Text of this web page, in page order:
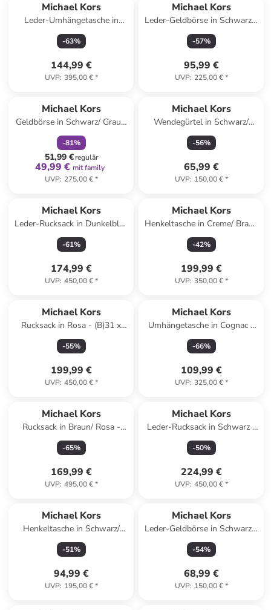
Michael Kors
Leder-Umhängetasche in
Camel - (B)24 x (H)16 x (T)8
cm
-63%
144,99 €
UVP: 395,00 €*
Michael Kors
Leder-Geldbörse in Schwarz -
(B)19 x (H)14 x (T)2 cm
-57%
95,99 €
UVP: 225,00 €*
Michael Kors
Geldbörse in Schwarz/ Grau -
(B)18 x (H)10 x (T)1 cm
-81%
51,99 €regulär
49,99 € mit family
UVP: 275,00 €*
Michael Kors
Wendegürtel in Schwarz/
Dunkelbraun
-56%
65,99 €
UVP: 150,00 €*
Michael Kors
Leder-Rucksack in Dunkelblau
- (B)30 x (H)39 x (T)12 cm
-61%
174,99 €
UVP: 450,00 €*
Michael Kors
Henkeltasche in Creme/ Braun
- (B)18 x (H)16 x (T)10 cm
-42%
199,99 €
UVP: 350,00 €*
Michael Kors
Rucksack in Rosa - (B)31 x
(H)25 x (T)14 cm
-55%
199,99 €
UVP: 450,00 €*
Michael Kors
Umhängetasche in Cognac -
(B)20 x (H)12 x (T)6 cm
-66%
109,99 €
UVP: 325,00 €*
Michael Kors
Rucksack in Braun/ Rosa -
(B)22 x (H)30.5 x (T)11 cm
-65%
169,99 €
UVP: 495,00 €*
Michael Kors
Leder-Rucksack in Schwarz -
(B)24 x (H)30 x (T)13 cm
-50%
224,99 €
UVP: 450,00 €*
Michael Kors
Henkeltasche in Schwarz/
Weiß - (B)17 x (H)20,5 x
(T)7,5 cm
-51%
94,99 €
UVP: 195,00 €*
Michael Kors
Leder-Geldbörse in Schwarz -
(B)10 x (H)8 x (T)3 cm
-54%
68,99 €
UVP: 150,00 €*